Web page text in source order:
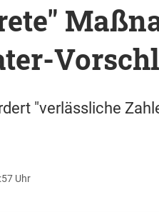
"verlässliche
Uhr